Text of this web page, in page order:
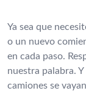
Ya sea que
o un nuevo
en cada paso.
nuestra palabra.
camiones se